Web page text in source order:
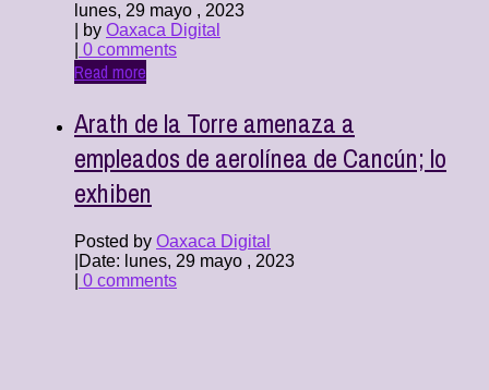
lunes, 29 mayo , 2023
| by Oaxaca Digital
0 comments
Read more
Arath de la Torre amenaza a
empleados de aerolínea de Cancún; lo
exhiben
Posted by Oaxaca Digital
Date: lunes, 29 mayo , 2023
0 comments